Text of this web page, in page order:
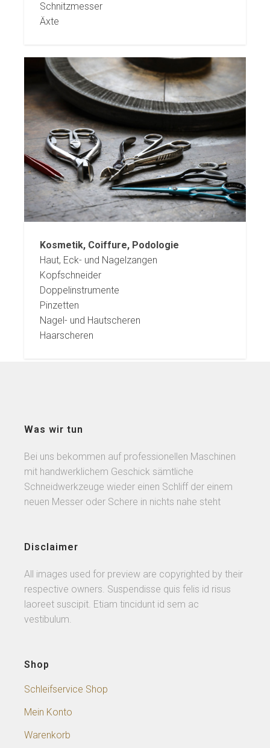
Schnitzmesser
Äxte
Kosmetik, Coiffure, Podologie
Haut, Eck- und Nagelzangen
Kopfschneider
Doppelinstrumente
Pinzetten
Nagel- und Hautscheren
Haarscheren
Was wir tun
Bei uns bekommen auf professionellen Maschinen
mit handwerklichem Geschick sämtliche
Schneidwerkzeuge wieder einen Schliff der einem
neuen Messer oder Schere in nichts nahe steht
Disclaimer
All images used for preview are copyrighted by their
respective owners. Suspendisse quis felis id risus
laoreet suscipit. Etiam tincidunt id sem ac
vestibulum.
Shop
Schleifservice Shop
Mein Konto
Warenkorb